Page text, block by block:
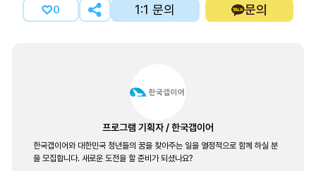
0 1:1 문의 문의
프로그램 기획자 /한국갭이어
한국갭이어와 대한민국 청년들의 꿈을 찾아주는 일을 열정적으로 함께 하실 분
을 모집합니다. 새로운 도전을 할 준비가 되셨나요?